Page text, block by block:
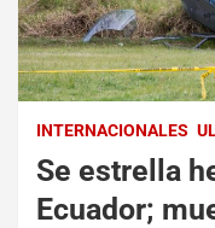
INTERNACIONALES
Se estrella
Ecuador;